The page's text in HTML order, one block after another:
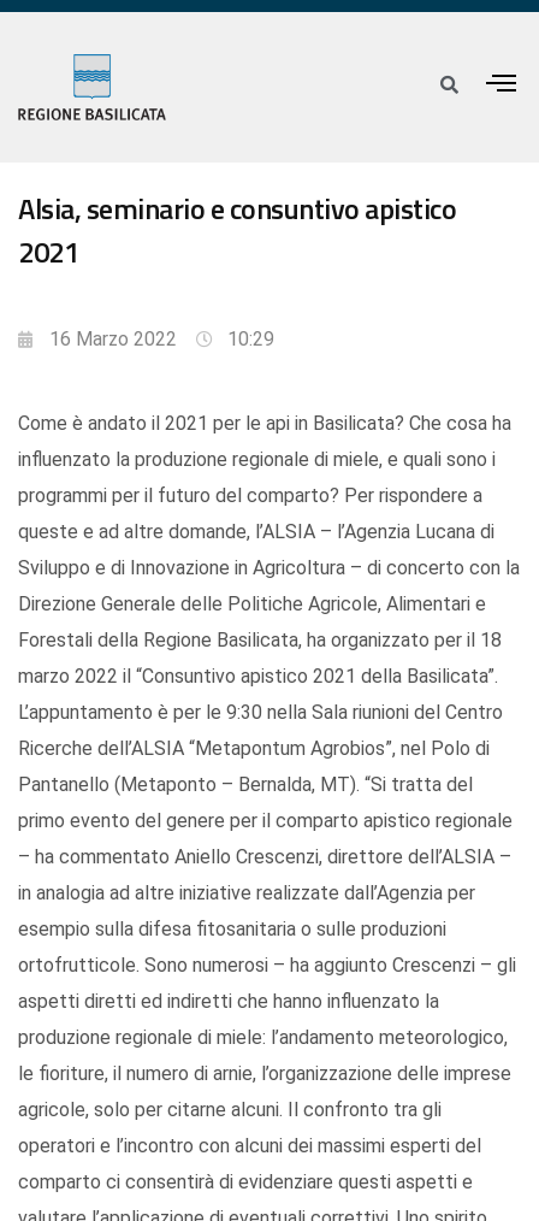
Alsia, seminario e consuntivo apistico
2021
16 Marzo 2022 10:29
Come è andato il 2021 per le api in Basilicata? Che cosa ha
influenzato la produzione regionale di miele, e quali sono i
programmi per il futuro del comparto? Per rispondere a
queste e ad altre domande, l’ALSIA – l’Agenzia Lucana di
Sviluppo e di Innovazione in Agricoltura – di concerto con la
Direzione Generale delle Politiche Agricole, Alimentari e
Forestali della Regione Basilicata, ha organizzato per il 18
marzo 2022 il “Consuntivo apistico 2021 della Basilicata”.
L’appuntamento è per le 9:30 nella Sala riunioni del Centro
Ricerche dell’ALSIA “Metapontum Agrobios”, nel Polo di
Pantanello (Metaponto – Bernalda, MT). “Si tratta del
primo evento del genere per il comparto apistico regionale
– ha commentato Aniello Crescenzi, direttore dell’ALSIA –
in analogia ad altre iniziative realizzate dall’Agenzia per
esempio sulla difesa fitosanitaria o sulle produzioni
ortofrutticole. Sono numerosi – ha aggiunto Crescenzi – gli
aspetti diretti ed indiretti che hanno influenzato la
produzione regionale di miele: l’andamento meteorologico,
le fioriture, il numero di arnie, l’organizzazione delle imprese
agricole, solo per citarne alcuni. Il confronto tra gli
operatori e l’incontro con alcuni dei massimi esperti del
comparto ci consentirà di evidenziare questi aspetti e